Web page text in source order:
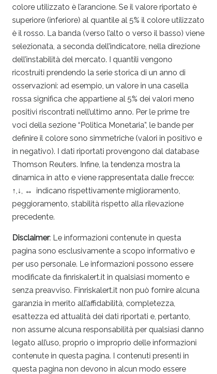
colore utilizzato è l’arancione. Se il valore riportato è
superiore (inferiore) al quantile al 5% il colore utilizzato
è il rosso. La banda (verso l’alto o verso il basso) viene
selezionata, a seconda dell’indicatore, nella direzione
dell’instabilità del mercato. I quantili vengono
ricostruiti prendendo la serie storica di un anno di
osservazioni: ad esempio, un valore in una casella
rossa significa che appartiene al 5% dei valori meno
positivi riscontrati nell’ultimo anno. Per le prime tre
voci della sezione “Politica Monetaria”, le bande per
definire il colore sono simmetriche (valori in positivo e
in negativo). I dati riportati provengono dal database
Thomson Reuters. Infine, la tendenza mostra la
dinamica in atto e viene rappresentata dalle frecce:
↑,↓, ↔ indicano rispettivamente miglioramento,
peggioramento, stabilità rispetto alla rilevazione
precedente.
Disclaimer: Le informazioni contenute in questa
pagina sono esclusivamente a scopo informativo e
per uso personale. Le informazioni possono essere
modificate da finriskalert.it in qualsiasi momento e
senza preavviso. Finriskalert.it non può fornire alcuna
garanzia in merito all’affidabilità, completezza,
esattezza ed attualità dei dati riportati e, pertanto,
non assume alcuna responsabilità per qualsiasi danno
legato all’uso, proprio o improprio delle informazioni
contenute in questa pagina. I contenuti presenti in
questa pagina non devono in alcun modo essere